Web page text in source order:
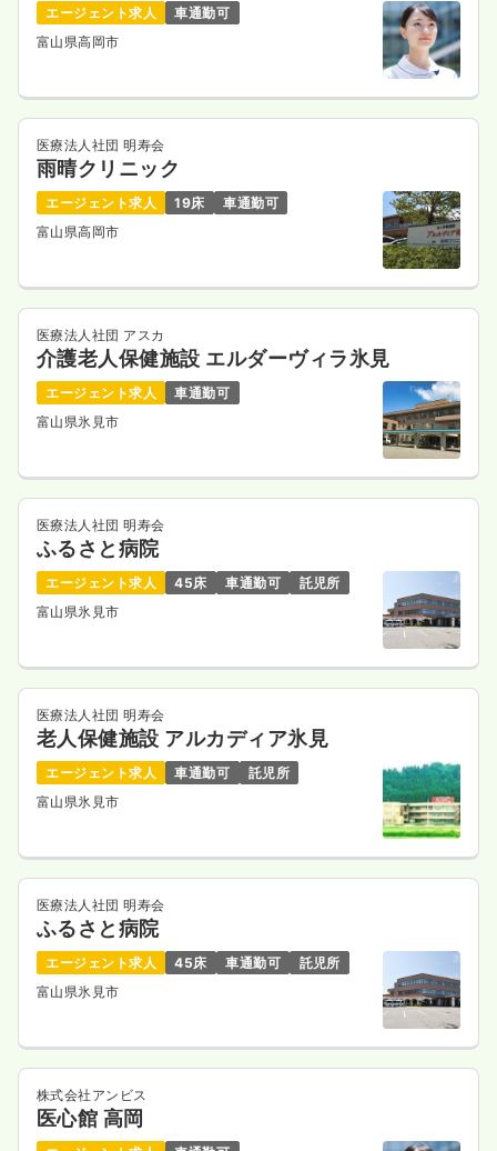
エージェント求人
車通勤可
富山県高岡市
医療法人社団 明寿会
雨晴クリニック
エージェント求人 19床
車通勤可
富山県高岡市
医療法人社団 アスカ
介護老人保健施設 エルダーヴィラ氷見
エージェント求人
車通勤可
富山県氷見市
医療法人社団 明寿会
ふるさと病院
エージェント求人 45床 車通勤可
託児所
富山県氷見市
医療法人社団 明寿会
老人保健施設 アルカディア氷見
エージェント求人 車通勤可
託児所
富山県氷見市
医療法人社団 明寿会
ふるさと病院
エージェント求人 45床 車通勤可
託児所
富山県氷見市
株式会社アンビス
医心館 高岡